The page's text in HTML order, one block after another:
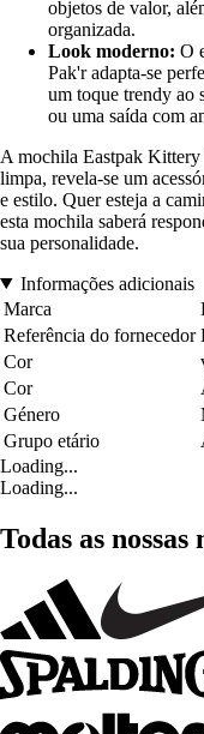
objetos de valor,
organizada.
Look moderno: O
Pak'r adapta-se
um toque trendy ao
ou uma saída com
A mochila Eastpak Kittery
limpa, revela-se um
e estilo. Quer esteja a
esta mochila saberá
sua personalidade.
Informações adicionais
Marca
Referência do fornecedor
Cor
Cor
Género
Grupo etário
Loading...
Loading...
Todas as nossas